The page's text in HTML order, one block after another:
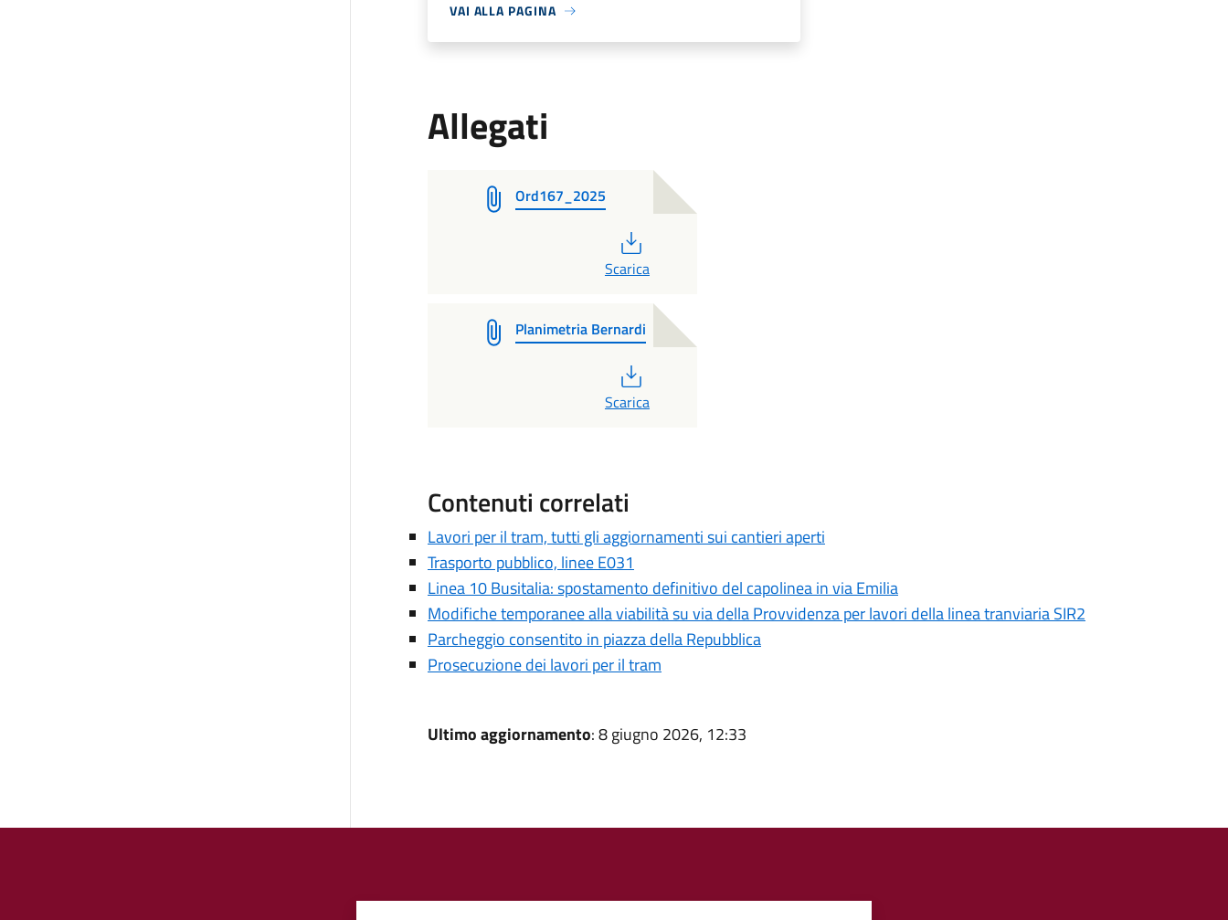
VAI ALLA PAGINA
Allegati
Ord167_2025
Scarica
Planimetria Bernardi
Scarica
Contenuti correlati
Lavori per il tram, tutti gli aggiornamenti sui cantieri aperti
Trasporto pubblico, linee E031
Linea 10 Busitalia: spostamento definitivo del capolinea in via Emilia
Modifiche temporanee alla viabilità su via della Provvidenza per lavori della linea tranviaria SIR2
Parcheggio consentito in piazza della Repubblica
Prosecuzione dei lavori per il tram
Ultimo aggiornamento: 8 giugno 2026, 12:33